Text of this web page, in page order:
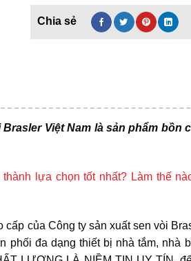
Việt Nam là sản phẩm bồn
lựa chọn tốt nhất? Làm thế
của Công ty sản xuất sen vòi
phối đa dạng thiết bị nhà tắm, nhà